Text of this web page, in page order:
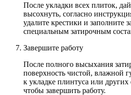
После укладки всех плиток,
высохнуть, согласно
удалите крестики и заполните
специальным затирочным
Завершите работу
После полного высыхания
поверхность чистой, влажной
к укладке плинтуса или
чтобы завершить работу.